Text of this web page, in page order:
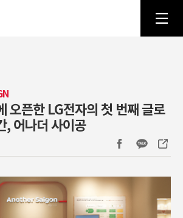
오픈한 LG전자의 첫 번째 글로
, 어나더 사이공